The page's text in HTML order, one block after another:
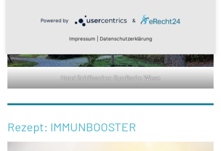
Hotel Schlösschen Sundische Wiese
Rezept: IMMUNBOOSTER
Powered by &
Impressum Datenschutzerklärung